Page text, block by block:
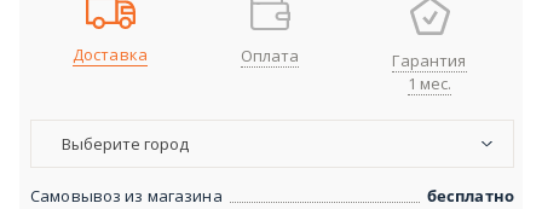
Доставка Оплата
Гарантия
1 мес.
Выберите город
Самовывоз из магазина
бесплатно